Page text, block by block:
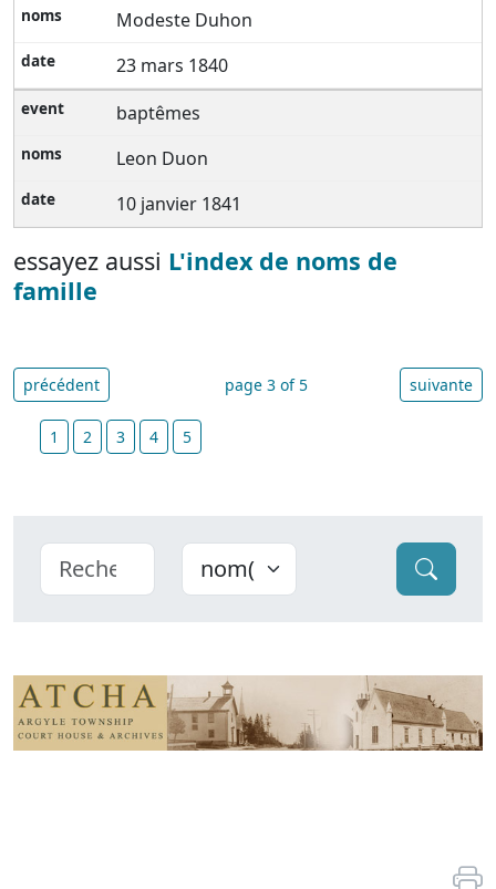
Modeste Duhon
23 mars 1840
baptêmes
Leon Duon
10 janvier 1841
essayez aussi L'index de noms de
famille
précédent page 3 of 5 suivante
1 2 3 4 5